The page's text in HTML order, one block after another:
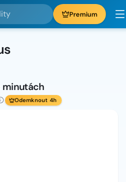
Premium
minutách
Odemknout 4h